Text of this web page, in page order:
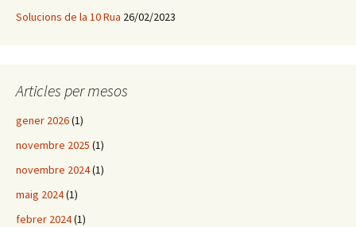
Solucions de la 10 Rua 26/02/2023
Articles per mesos
gener 2026(1)
novembre 2025 (1)
novembre 2024(1)
maig 2024(1)
febrer 2024(1)